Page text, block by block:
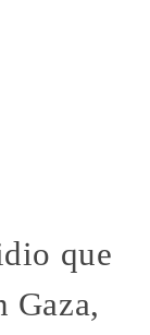
que
Gaza,